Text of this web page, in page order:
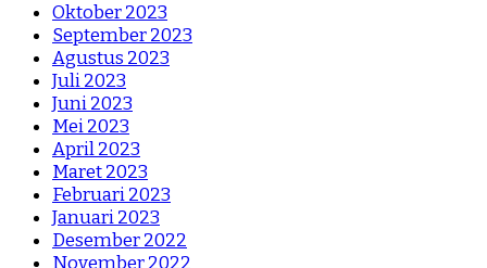
Oktober 2023
September 2023
Agustus 2023
Juli 2023
Juni 2023
Mei 2023
April 2023
Maret 2023
Februari 2023
Januari 2023
Desember 2022
November 2022